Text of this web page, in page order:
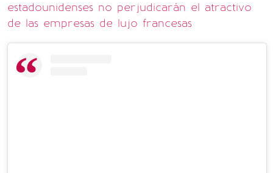
estadounidenses no perjudicarán el atractivo
de las empresas de lujo francesas